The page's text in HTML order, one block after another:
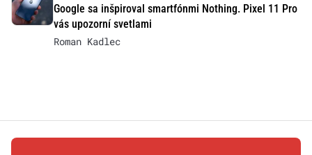
Google sa inšpiroval smartfónmi Nothing. Pixel 11 Pro
vás upozorní svetlami
Roman Kadlec